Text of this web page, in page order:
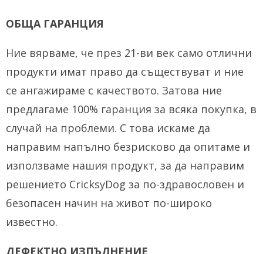
ОБЩА ГАРАНЦИЯ
Ние вярваме, че през 21-ви век само отлични
продукти имат право да съществуват и ние
се ангажираме с качеството. Затова ние
предлагаме 100% гаранция за всяка покупка, в
случай на проблеми. С това искаме да
направим напълно безрисково да опитаме и
използваме нашия продукт, за да направим
решението CricksyDog за по-здравословен и
безопасен начин на живот по-широко
известно.
ДЕФЕКТНО ИЗПЪЛНЕНИЕ